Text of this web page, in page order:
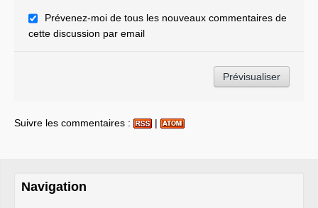
Prévenez-moi de tous les nouveaux commentaires de
cette discussion par email
Suivre les commentaires : |
Navigation